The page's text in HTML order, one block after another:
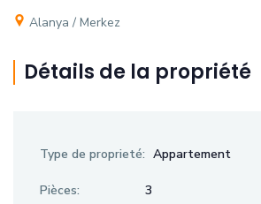
Alanya / Merkez
Détails de la propriété
Type de proprieté: Appartement
Pièces: 3